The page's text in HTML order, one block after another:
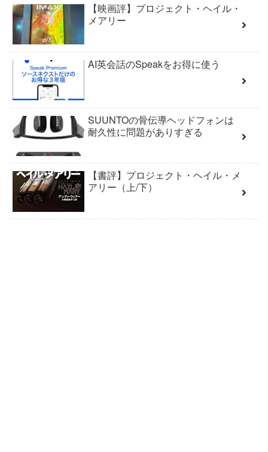
【映画評】プロジェクト・ヘイル・
メアリー
AI英会話のSpeakをお得に使う
SUUNTOの骨伝導ヘッドフォンは
耐久性に問題がありすぎる
【書評】プロジェクト・ヘイル・メ
アリー（上/下）